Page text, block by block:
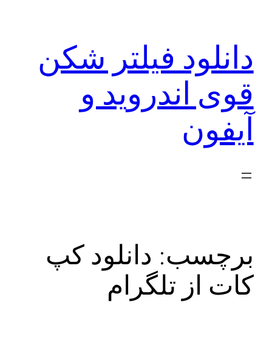
دانلود فیلتر شکن
قوی اندروید و
آیفون
برچسب: دانلود کپ
کات از تلگرام